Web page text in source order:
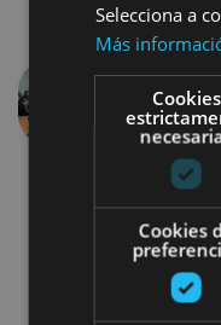
Previous
Selecciona a
Más
Cookies
Cookies